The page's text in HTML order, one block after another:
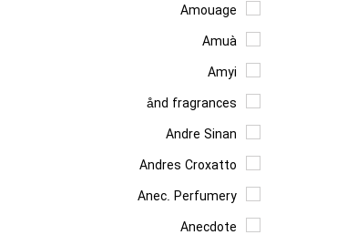
عطر زنانه گرم
عطر زنانه تلخ
Amouage
Amuà
Amyi
ånd fragrances
Andre Sinan
Andres Croxatto
Anec. Perfumery
Anecdote